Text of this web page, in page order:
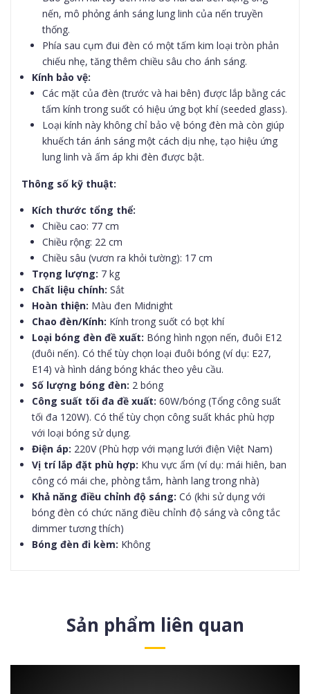
nến, mô phỏng ánh sáng lung linh của nến truyền
thống.
Phía sau cụm đui đèn có một tấm kim loại tròn phản
chiếu nhẹ, tăng thêm chiều sâu cho ánh sáng.
Kính bảo vệ:
Các mặt của đèn (trước và hai bên) được lắp bằng các
tấm kính trong suốt có hiệu ứng bọt khí (seeded glass).
Loại kính này không chỉ bảo vệ bóng đèn mà còn giúp
khuếch tán ánh sáng một cách dịu nhẹ, tạo hiệu ứng
lung linh và ấm áp khi đèn được bật.
Thông số kỹ thuật:
Kích thước tổng thể:
Chiều cao: 77 cm
Chiều rộng: 22 cm
Chiều sâu (vươn ra khỏi tường): 17 cm
Trọng lượng: 7 kg
Chất liệu chính: Sắt
Hoàn thiện: Màu đen Midnight
Chao đèn/Kính: Kính trong suốt có bọt khí
Loại bóng đèn đề xuất: Bóng hình ngọn nến, đuôi E12
(đuôi nến). Có thể tùy chọn loại đuôi bóng (ví dụ: E27,
E14) và hình dáng bóng khác theo yêu cầu.
Số lượng bóng đèn: 2 bóng
Công suất tối đa đề xuất: 60W/bóng (Tổng công suất
tối đa 120W). Có thể tùy chọn công suất khác phù hợp
với loại bóng sử dụng.
Điện áp: 220V (Phù hợp với mạng lưới điện Việt Nam)
Vị trí lắp đặt phù hợp: Khu vực ẩm (ví dụ: mái hiên, ban
công có mái che, phòng tắm, hành lang trong nhà)
Khả năng điều chỉnh độ sáng: Có (khi sử dụng với
bóng đèn có chức năng điều chỉnh độ sáng và công tắc
dimmer tương thích)
Bóng đèn đi kèm: Không
Sản phẩm liên quan